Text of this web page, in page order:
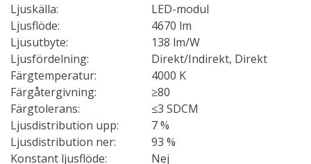
Ljuskälla:
LED-modul
Ljusflöde:
4670 lm
Ljusutbyte:
138 lm/W
Ljusfördelning:
Direkt/Indirekt, Direkt
Färgtemperatur:
4000 K
Färgåtergivning:
≥80
Färgtolerans:
≤3 SDCM
Ljusdistribution upp:
7 %
Ljusdistribution ner:
93 %
Konstant ljusflöde:
Nej